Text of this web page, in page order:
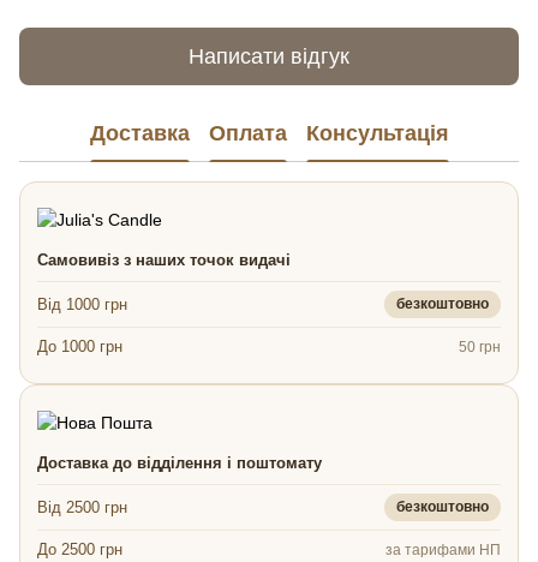
Написати відгук
Доставка Оплата Консультація
Самовивіз з наших точок видачі
Від 1000 грн безкоштовно
До 1000 грн 50 грн
Доставка до відділення і поштомату
Від 2500 грн безкоштовно
До 2500 грн за тарифами НП